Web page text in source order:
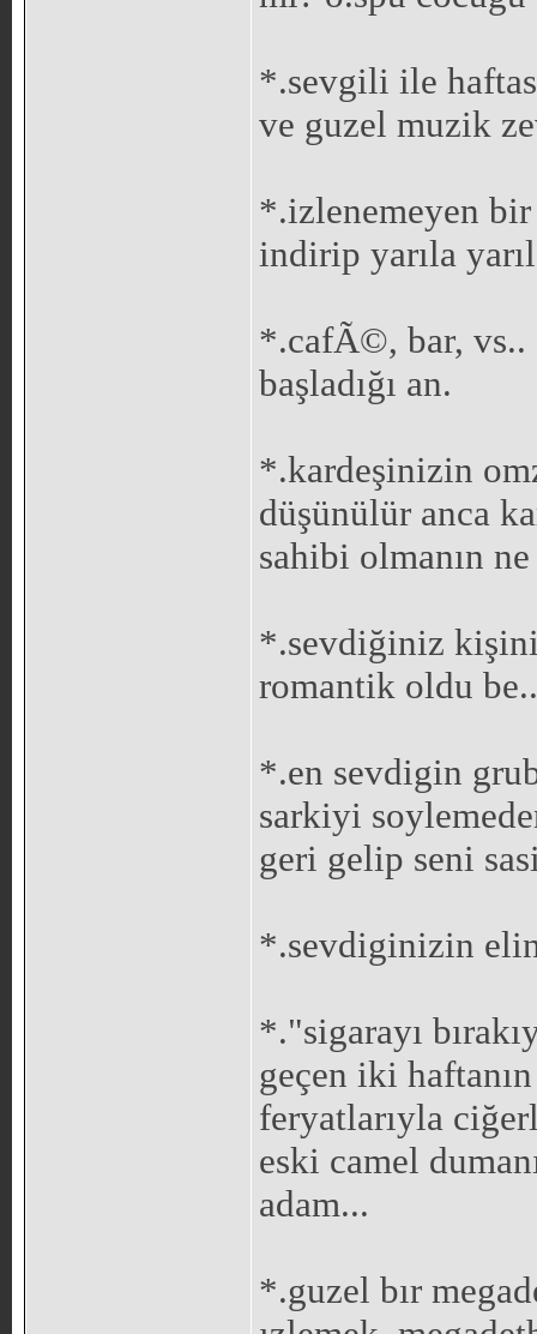
*.sevgili ile
ve guzel muzik
*.izlenemeyen
indirip yarıla
*.cafÃ©, bar, vs..
başladığı an.
*.kardeşinizin
düşünülür anca
sahibi olmanın
*.sevdiğiniz
romantik oldu
*.en sevdigin
sarkiyi
geri gelip seni
*.sevdiginizin
*."sigarayı
geçen iki
feryatlarıyla
eski camel
adam...
*.guzel bır